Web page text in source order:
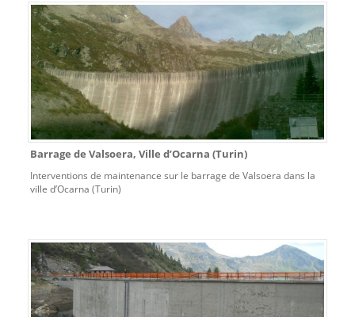
Barrage de Valsoera, Ville d’Ocarna (Turin)
Interventions de maintenance sur le barrage de Valsoera dans la
ville d’Ocarna (Turin)